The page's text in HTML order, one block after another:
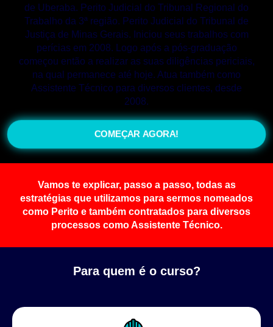
de Uberaba. Perito Judicial do Tribunal Regional do
Trabalho da 3ª região. Perito Judicial do Tribunal de
Justiça de Minas Gerais. Iniciou seus trabalhos com
perícias em 2008. Logo após a pós-graduação
começou então a realizar as suas diligências periciais,
na qual permanece até hoje. Atua também como
Assistente Técnico para diversos clientes, desde
2008.
COMEÇAR AGORA!
Vamos te explicar, passo a passo, todas as
estratégias que utilizamos para sermos nomeados
como Perito e também contratados para diversos
processos como Assistente Técnico.
Para quem é o curso?